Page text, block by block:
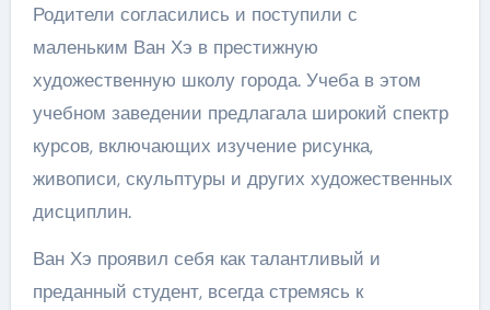
Родители согласились и поступили с
маленьким Ван Хэ в престижную
художественную школу города. Учеба в этом
учебном заведении предлагала широкий спектр
курсов, включающих изучение рисунка,
живописи, скульптуры и других художественных
дисциплин.
Ван Хэ проявил себя как талантливый и
преданный студент, всегда стремясь к